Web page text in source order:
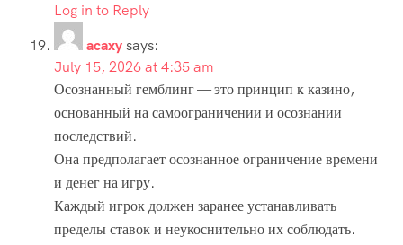
Log in to Reply
acaxysays:
July 15, 2026 at 4:35 am
Осознанный гемблинг — это принцип к казино,
основанный на самоограничении и осознании
последствий.
Она предполагает осознанное ограничение времени
и денег на игру.
Каждый игрок должен заранее устанавливать
пределы ставок и неукоснительно их соблюдать.